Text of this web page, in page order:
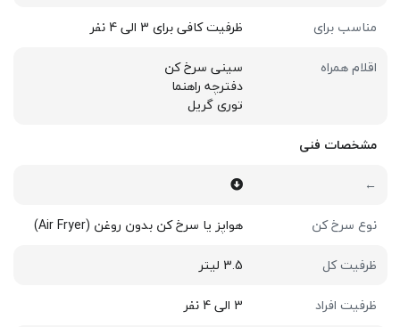
مناسب برای
ظرفیت کافی برای 3 الی 4 نفر
اقلام همراه
سینی سرخ کن
دفترچه راهنما
توری گریل
مشخصات فنی
←
نوع سرخ کن
هواپز یا سرخ کن بدون روغن (Air Fryer)
ظرفیت کل
3.5 لیتر
ظرفیت افراد
3 الی 4 نفر